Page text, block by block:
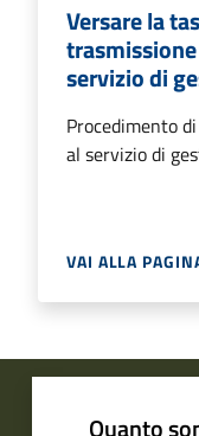
Versare la
servizio di
Procedimento
al servizio di
VAI ALLA
Quanto